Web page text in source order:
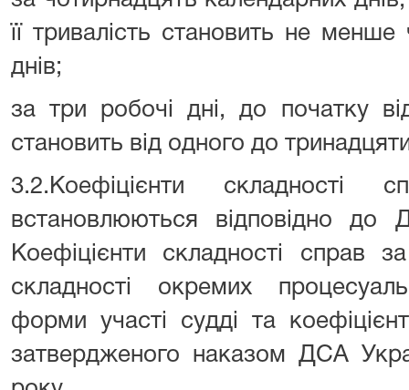
її тривалість становить не
днів;
за три робочі дні, до початку
становить від одного до
3.2.Коефіцієнти складності
встановлюються відповідно до
Коефіцієнти складності справ
складності окремих
форми участі судді та
затвердженого наказом ДСА